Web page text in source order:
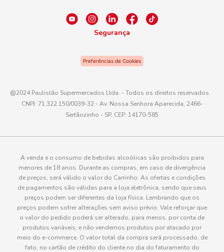
E-mail
Segurança
Preferências de Cookies
@2024 Paulistão Supermercados Ltda. - Todos os direitos reservados.
CNPJ: 71.322.150/0039-32 - Av. Nossa Senhora Aparecida, 2466-
Sertãozinho - SP, CEP: 14170-585
A venda e o consumo de bebidas alcoólicas são proibidos para
menores de 18 anos. Durante as compras, em caso de divergência
de preços, será válido o valor do Carrinho. As ofertas e condições
de pagamentos são válidas para a loja eletrônica, sendo que seus
preços podem ser diferentes da loja física. Lembrando que os
preços podem sofrer alterações sem aviso prévio. Vale reforçar que
o valor do pedido poderá ser alterado, para menos, por conta de
produtos variáveis; e não vendemos produtos por atacado por
meio do e-commerce. O valor total da compra será processado, de
fato, no cartão de crédito do cliente no dia do faturamento do